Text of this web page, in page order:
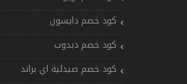
كود خصم دايسون
كود خصم دبدوب
كود خصم صيدلية اي براند